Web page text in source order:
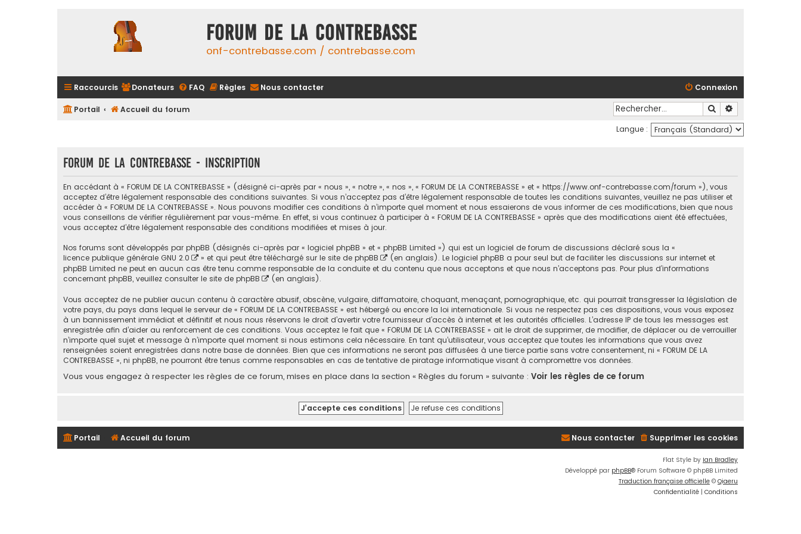
FORUM DE LA CONTREBASSE
onf-contrebasse.com / contrebasse.com
Raccourcis Donateurs FAQ Règles Nous contacter Connexion
Portail Accueil du forum Rechercher
Langue :
FORUM DE LA CONTREBASSE - Inscription
En accédant à « FORUM DE LA CONTREBASSE » (désigné ci-après par « nous », « notre », « nos », « FORUM DE LA CONTREBASSE » et « https://www.onf-contrebasse.com/forum »), vous
acceptez d’être légalement responsable des conditions suivantes. Si vous n’acceptez pas d’être légalement responsable de toutes les conditions suivantes, veuillez ne pas utiliser et
accéder à « FORUM DE LA CONTREBASSE ». Nous pouvons modifier ces conditions à n’importe quel moment et nous essaierons de vous informer de ces modifications, bien que nous
vous conseillons de vérifier régulièrement par vous-même. En effet, si vous continuez à participer à « FORUM DE LA CONTREBASSE » après que des modifications aient été effectuées,
vous acceptez d’être légalement responsable des conditions modifiées et mises à jour.
Nos forums sont développés par phpBB (désignés ci-après par « logiciel phpBB » et « phpBB Limited ») qui est un logiciel de forum de discussions déclaré sous la «
licence publique générale GNU 2.0
» et qui peut être téléchargé sur le site de phpBB
(en anglais). Le logiciel phpBB a pour seul but de faciliter les discussions sur internet et
phpBB Limited ne peut en aucun cas être tenu comme responsable de la conduite et du contenu que nous acceptons et que nous n’acceptons pas. Pour plus d’informations
concernant phpBB, veuillez consulter le site de phpBB (en anglais).
Vous acceptez de ne publier aucun contenu à caractère abusif, obscène, vulgaire, diffamatoire, choquant, menaçant, pornographique, etc. qui pourrait transgresser la législation de
votre pays, du pays dans lequel le serveur de « FORUM DE LA CONTREBASSE » est hébergé ou encore la loi internationale. Si vous ne respectez pas ces dispositions, vous vous exposez
à un bannissement immédiat et définitif et nous nous réservons le droit d’avertir votre fournisseur d’accès à internet et les autorités officielles. L’adresse IP de tous les messages est
enregistrée afin d’aider au renforcement de ces conditions. Vous acceptez le fait que « FORUM DE LA CONTREBASSE » ait le droit de supprimer, de modifier, de déplacer ou de verrouiller
n’importe quel sujet et message à n’importe quel moment si nous estimons cela nécessaire. En tant qu’utilisateur, vous acceptez que toutes les informations que vous avez
renseignées soient enregistrées dans notre base de données. Bien que ces informations ne seront pas diffusées à une tierce partie sans votre consentement, ni « FORUM DE LA
CONTREBASSE », ni phpBB, ne pourront être tenus comme responsables en cas de tentative de piratage informatique visant à compromettre vos données.
Vous vous engagez à respecter les règles de ce forum, mises en place dans la section « Règles du forum » suivante : Voir les règles de ce forum
Portail Accueil du forum Supprimer les cookies
Nous contacter
Flat Style by Ian Bradley
Développé par phpBB® Forum Software © phpBB Limited
Traduction française officielle © Qiaeru
Confidentialité | Conditions